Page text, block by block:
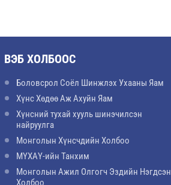
ВЭБ ХОЛБООС
Боловсрол Соёл Шинжлэх Ухааны Яам
Хүнс Хөдөө Аж Ахуйн Яам
Хүнсний тухай хууль шинэчилсэн
найруулга
Монголын Хүнсчдийн Холбоо
МҮХАҮ-ийн Танхим
Монголын Ажил Олгогч Эздийн Нэгдсэн
Холбоо